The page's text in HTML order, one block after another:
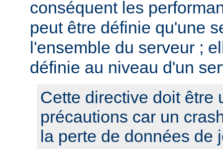
conséquent les
peut être définie qu'une
l'ensemble du serveur ;
définie au niveau d'un
Cette directive doit être
précautions car un
la perte de données de